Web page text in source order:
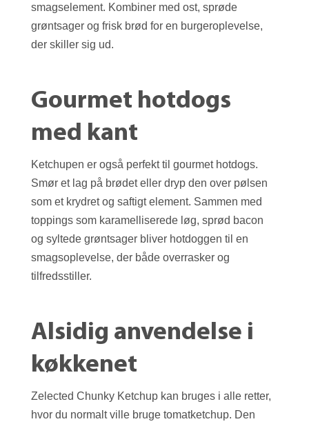
smagselement. Kombiner med ost, sprøde
grøntsager og frisk brød for en burgeroplevelse,
der skiller sig ud.
Gourmet hotdogs
med kant
Ketchupen er også perfekt til gourmet hotdogs.
Smør et lag på brødet eller dryp den over pølsen
som et krydret og saftigt element. Sammen med
toppings som karamelliserede løg, sprød bacon
og syltede grøntsager bliver hotdoggen til en
smagsoplevelse, der både overrasker og
tilfredsstiller.
Alsidig anvendelse i
køkkenet
Zelected Chunky Ketchup kan bruges i alle retter,
hvor du normalt ville bruge tomatketchup. Den